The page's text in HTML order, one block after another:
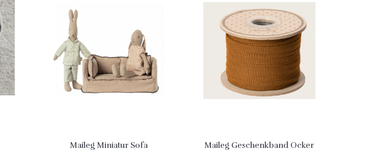
Maileg Miniatur Sofa Maileg Geschenkband Ocker